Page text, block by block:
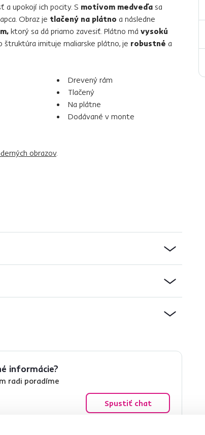
a upokojí ich pocity. S motívom medveďa sa
Obraz je tlačený na plátno a následne
ktorý sa dá priamo zavesiť. Plátno má vysokú
štruktúra imituje maliarske plátno, je robustné a
Drevený rám
Tlačený
Na plátne
Dodávané v monte
obrazov.
informácie?
radi poradíme
Spustiť chat